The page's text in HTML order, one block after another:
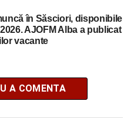
în Săsciori, disponibile
AJOFM Alba a publicat
vacante
A COMENTA